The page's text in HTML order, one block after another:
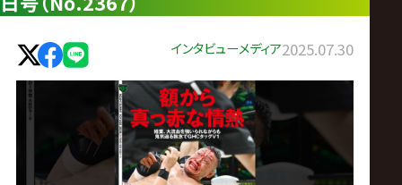
プ
ロ
レ
インタビューメディア2025.07.30